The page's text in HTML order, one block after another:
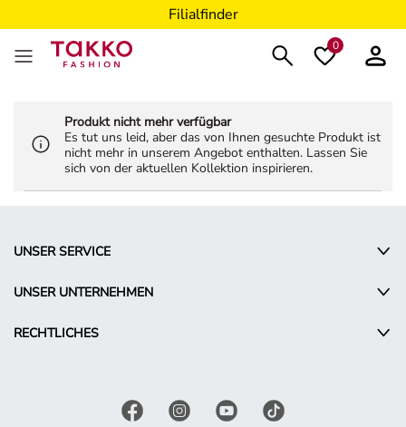
Filialfinder
0
Produkt nicht mehr verfügbar
Es tut uns leid, aber das von Ihnen gesuchte Produkt ist
nicht mehr in unserem Angebot enthalten. Lassen Sie
sich von der aktuellen Kollektion inspirieren.
UNSER SERVICE
UNSER UNTERNEHMEN
RECHTLICHES